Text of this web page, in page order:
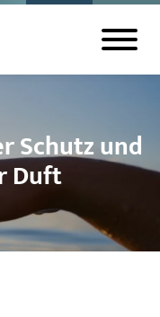
Schutz und
Duft